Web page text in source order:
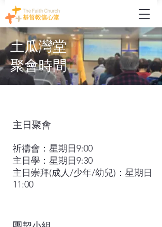
土瓜灣堂
聚會時間
主日聚會
祈禱會：星期日9:00
主日學：星期日9:30
主日崇拜(成人/少年/幼兒)：星期日
11:00